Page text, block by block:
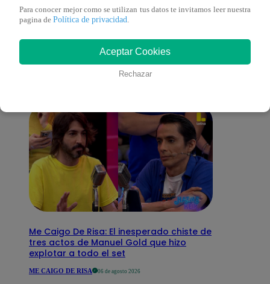
También te puede
interesar
Me Caigo De Risa: El inesperado chiste de
tres actos de Manuel Gold que hizo
explotar a todo el set
ME CAIGO DE RISA 06 de agosto 2026
Para conocer mejor como se utilizan tus datos te invitamos leer nuestra
pagina de Política de privacidad
Aceptar Cookies
Rechazar